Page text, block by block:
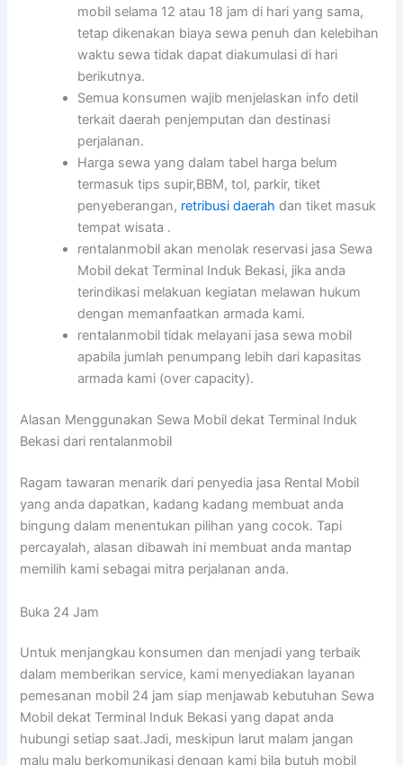
mobil selama 12 atau 18 jam di hari yang sama,
tetap dikenakan biaya sewa penuh dan kelebihan
waktu sewa tidak dapat diakumulasi di hari
berikutnya.
Semua konsumen wajib menjelaskan info detil
terkait daerah penjemputan dan destinasi
perjalanan.
Harga sewa yang dalam tabel harga belum
termasuk tips supir,BBM, tol, parkir, tiket
penyeberangan, retribusi daerah dan tiket masuk
tempat wisata .
rentalanmobil akan menolak reservasi jasa Sewa
Mobil dekat Terminal Induk Bekasi, jika anda
terindikasi melakuan kegiatan melawan hukum
dengan memanfaatkan armada kami.
rentalanmobil tidak melayani jasa sewa mobil
apabila jumlah penumpang lebih dari kapasitas
armada kami (over capacity).
Alasan Menggunakan Sewa Mobil dekat Terminal Induk
Bekasi dari rentalanmobil
Ragam tawaran menarik dari penyedia jasa Rental Mobil
yang anda dapatkan, kadang kadang membuat anda
bingung dalam menentukan pilihan yang cocok. Tapi
percayalah, alasan dibawah ini membuat anda mantap
memilih kami sebagai mitra perjalanan anda.
Buka 24 Jam
Untuk menjangkau konsumen dan menjadi yang terbaik
dalam memberikan service, kami menyediakan layanan
pemesanan mobil 24 jam siap menjawab kebutuhan Sewa
Mobil dekat Terminal Induk Bekasi yang dapat anda
hubungi setiap saat.Jadi, meskipun larut malam jangan
malu malu berkomunikasi dengan kami bila butuh mobil